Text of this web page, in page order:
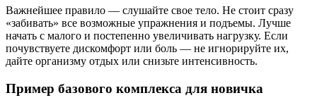
Важнейшее правило — слушайте свое тело. Не стоит сразу
«забивать» все возможные упражнения и подъемы. Лучше
начать с малого и постепенно увеличивать нагрузку. Если
почувствуете дискомфорт или боль — не игнорируйте их,
дайте организму отдых или снизьте интенсивность.
Пример базового комплекса для новичка